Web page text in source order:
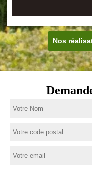
Nos